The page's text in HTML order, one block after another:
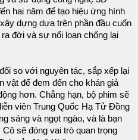
hai năm để tạo hiệu ứng hình
dựng dựa trên phần đầu cuốn
đời và sự nổi loạn chống lại
so với nguyên tác, sắp xếp lại
vật để đem đến cho khán giả
hơn. Chẳng hạn, bộ phim sẽ
viên Trung Quốc Hạ Tử Đồng
sáng và ngọt ngào, và là bạn
sẽ đóng vai trò quan trọng